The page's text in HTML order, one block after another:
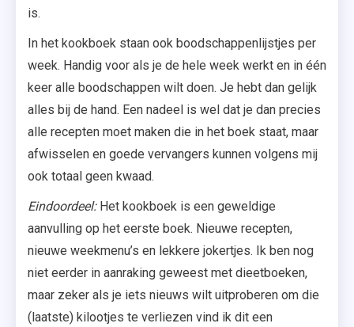
is.
In het kookboek staan ook boodschappenlijstjes per
week. Handig voor als je de hele week werkt en in één
keer alle boodschappen wilt doen. Je hebt dan gelijk
alles bij de hand. Een nadeel is wel dat je dan precies
alle recepten moet maken die in het boek staat, maar
afwisselen en goede vervangers kunnen volgens mij
ook totaal geen kwaad.
Eindoordeel:Het kookboek is een geweldige
aanvulling op het eerste boek. Nieuwe recepten,
nieuwe weekmenu’s en lekkere jokertjes. Ik ben nog
niet eerder in aanraking geweest met dieetboeken,
maar zeker als je iets nieuws wilt uitproberen om die
(laatste) kilootjes te verliezen vind ik dit een